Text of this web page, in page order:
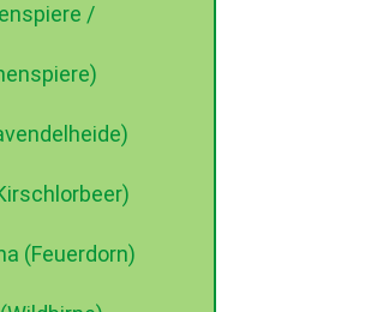
/
(Feuerdorn)